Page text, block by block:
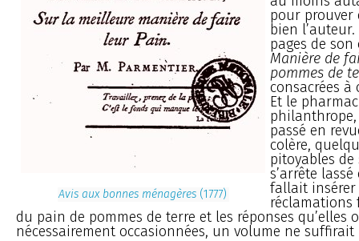
Avis aux bonnes ménagères (1777)
pour prouver
bien
pages de
Manière de
pommes de
consacrées à
Et le
passé en
colère,
pitoyables de
s’arrête
fallait insérer
réclamations
du pain de pommes de terre et les réponses qu’elles
nécessairement occasionnées, un volume ne suffirait